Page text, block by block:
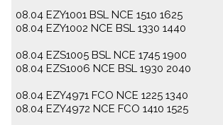
08.04 EZY1001 BSL NCE 1510 1625
08.04 EZY1002 NCE BSL 1330 1440
08.04 EZS1005 BSL NCE 1745 1900
08.04 EZS1006 NCE BSL 1930 2040
08.04 EZY4971 FCO NCE 1225 1340
08.04 EZY4972 NCE FCO 1410 1525